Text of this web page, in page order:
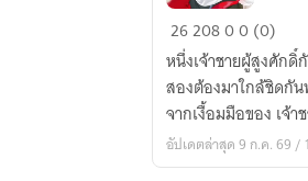
The
Rebel
is
Sinless
Blood
l
2620800 (0)
หนึ่งเจ้าชายผู้สูงศัก
สองต้องมาใกล้ชิดกัน
จากเงื้อมมือของ เจ้า
อัปเดตล่าสุด 9 ก.ค. 69 /